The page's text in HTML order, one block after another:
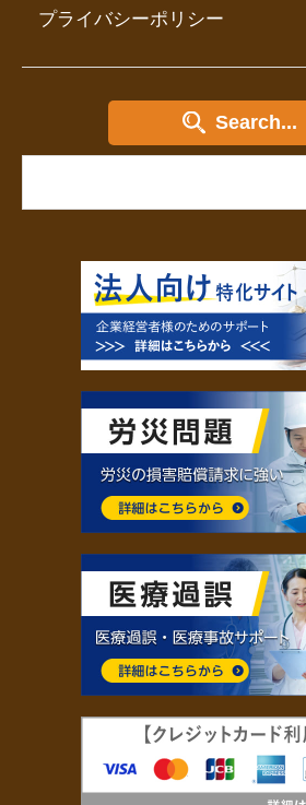
プライバシーポリシー
Search...